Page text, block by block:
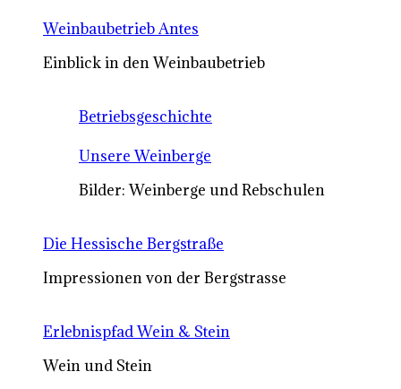
Weinbaubetrieb Antes
Einblick in den Weinbaubetrieb
Betriebsgeschichte
Unsere Weinberge
Bilder: Weinberge und Rebschulen
Die Hessische Bergstraße
Impressionen von der Bergstrasse
Erlebnispfad Wein & Stein
Wein und Stein